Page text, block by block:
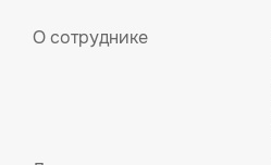
О сотруднике